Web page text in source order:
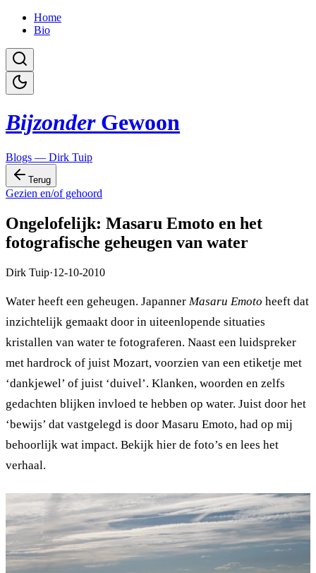
Home
Bio
Bijzonder Gewoon
Blogs — Dirk Tuip
Terug
Gezien en/of gehoord
Ongelofelijk: Masaru Emoto en het
fotografische geheugen van water
Dirk Tuip·12-10-2010
Water heeft een geheugen. Japanner Masaru Emoto heeft dat
inzichtelijk gemaakt door in uiteenlopende situaties
kristallen van water te fotograferen. Naast een luidspreker
met hardrock of juist Mozart, voorzien van een etiketje met
‘dankjewel’ of juist ‘duivel’. Klanken, woorden en zelfs
gedachten blijken invloed te hebben op water. Juist door het
‘bewijs’ dat vastgelegd is door Masaru Emoto, had op mij
behoorlijk wat impact. Bekijk hier de foto’s en lees het
verhaal.